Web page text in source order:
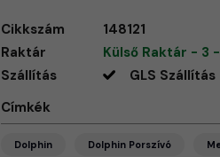
Cikkszám
148121
Raktár
Külső Raktár - 3
Szállítás
GLS Szállítás
Címkék
Dolphin Dolphin Porszívó